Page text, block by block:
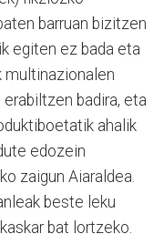
barruan bizitzen
egiten ez bada eta
multinazionalen
badira, eta
ahalik
edozein
zaigun Aiaraldea.
beste leku
bat lortzeko.